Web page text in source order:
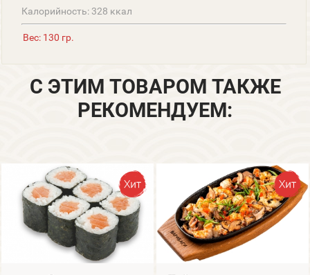
Калорийность: 328 ккал
Вес: 130 гр.
С ЭТИМ ТОВАРОМ ТАКЖЕ
РЕКОМЕНДУЕМ: